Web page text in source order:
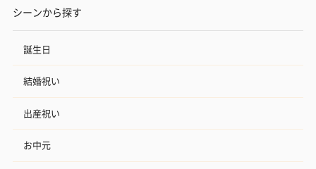
シーンから探す
誕生日
結婚祝い
出産祝い
お中元